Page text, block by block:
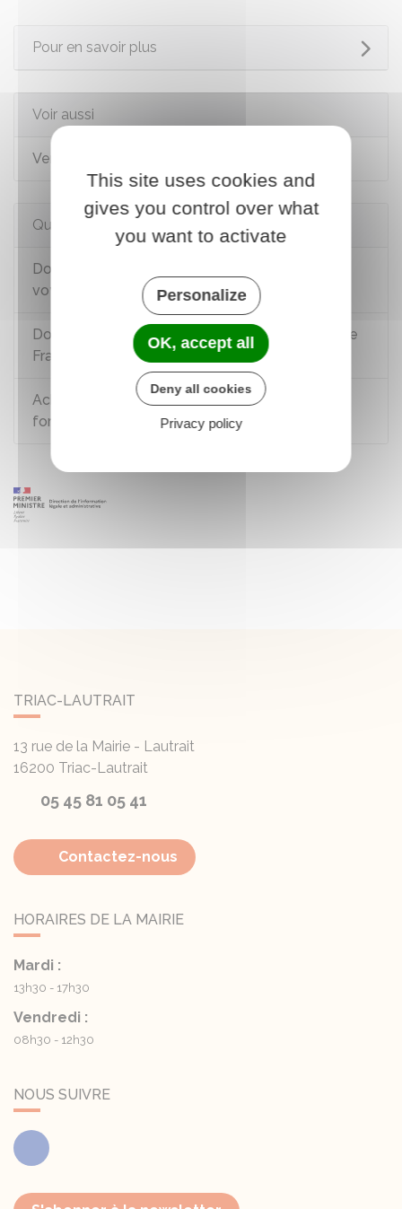
Pour en savoir plus
Voir aussi
Vente en détaxe aux touristes
Questions ? Réponses !
Douanes : comment se déroule le contrôle du
voyageur ?
Douane : quels produits sont autorisés à sortir de
France lors d'un voyage ?
Acheter un véhicule en Europe : quelles
formalités douanières ?
TRIAC-LAUTRAIT
13 rue de la Mairie - Lautrait
16200 Triac-Lautrait
05 45 81 05 41
Contactez-nous
HORAIRES DE LA MAIRIE
Mardi :
13h30 - 17h30
Vendredi :
08h30 - 12h30
NOUS SUIVRE
Facebook
This site uses cookies and
gives you control over what
you want to activate
Personalize
OK, accept all
Deny all cookies
Privacy policy